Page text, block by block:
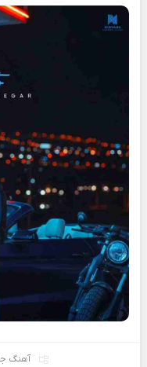
آهنگ